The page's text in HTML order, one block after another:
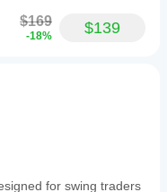
$169
-18% $139
for swing traders